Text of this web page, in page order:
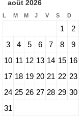
août 2026
L M M J V S D
1
2
3
4 5 6 7 8
9
10 11 12 13 14 15 16
17 18 19 20 21 22 23
24 25 26 27 28 29 30
31